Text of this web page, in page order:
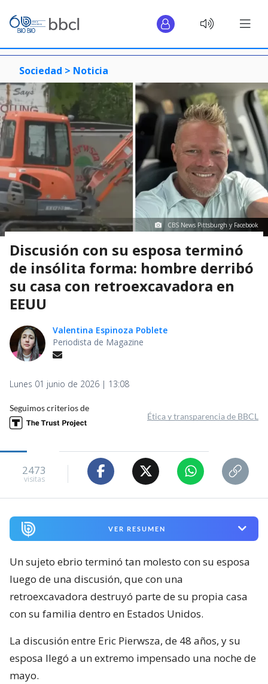
Sociedad > Noticia
CBS News Pittsburgh y Facebook
Discusión con su esposa terminó
de insólita forma: hombre derribó
su casa con retroexcavadora en
EEUU
Valentina Espinoza Poblete
Periodista de Magazine
Lunes 01 junio de 2026 | 13:08
Seguimos criterios de
Ética y transparencia de BBCL
2473
visitas
VER RESUMEN
Un sujeto ebrio terminó tan molesto con su esposa
luego de una discusión, que con una
retroexcavadora destruyó parte de su propia casa
con su familia dentro en Estados Unidos.
La discusión entre Eric Pierwsza, de 48 años, y su
esposa llegó a un extremo impensado una noche de
mayo.